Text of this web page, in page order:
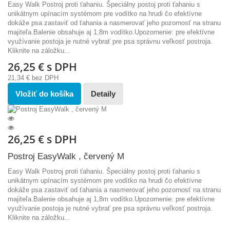
Easy Walk Postroj proti ťahaniu. Špeciálny postoj proti ťahaniu s
unikátnym upínacím systémom pre vodítko na hrudi čo efektívne
dokáže psa zastaviť od ťahania a nasmerovať jeho pozornosť na stranu
majiteľa.Balenie obsahuje aj 1,8m vodítko.Upozornenie: pre efektívne
využívanie postoja je nutné vybrať pre psa správnu veľkosť postroja.
Kliknite na záložku...
26,25 € s DPH
21,34 € bez DPH
Vložiť do košíka Detaily
26,25 € s DPH
Postroj EasyWalk , červený M
Easy Walk Postroj proti ťahaniu. Špeciálny postoj proti ťahaniu s
unikátnym upínacím systémom pre vodítko na hrudi čo efektívne
dokáže psa zastaviť od ťahania a nasmerovať jeho pozornosť na stranu
majiteľa.Balenie obsahuje aj 1,8m vodítko.Upozornenie: pre efektívne
využívanie postoja je nutné vybrať pre psa správnu veľkosť postroja.
Kliknite na záložku...